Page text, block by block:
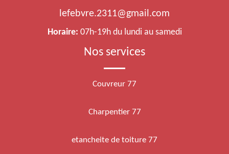
lefebvre.2311@gmail.com
Horaire: 07h-19h du lundi au samedi
Nos services
Couvreur 77
Charpentier 77
etancheite de toiture 77